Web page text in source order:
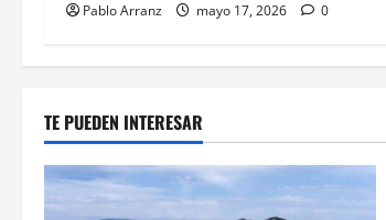
Pablo Arranz mayo 17, 2026 0
TE PUEDEN INTERESAR